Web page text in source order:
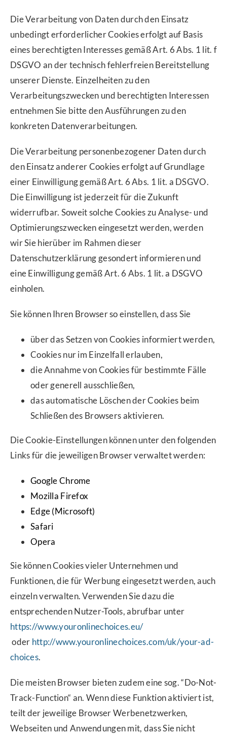
Die Verarbeitung von Daten durch den Einsatz
unbedingt erforderlicher Cookies erfolgt auf Basis
eines berechtigten Interesses gemäß Art. 6 Abs. 1 lit. f
DSGVO an der technisch fehlerfreien Bereitstellung
unserer Dienste. Einzelheiten zu den
Verarbeitungszwecken und berechtigten Interessen
entnehmen Sie bitte den Ausführungen zu den
konkreten Datenverarbeitungen.
Die Verarbeitung personenbezogener Daten durch
den Einsatz anderer Cookies erfolgt auf Grundlage
einer Einwilligung gemäß Art. 6 Abs. 1 lit. a DSGVO.
Die Einwilligung ist jederzeit für die Zukunft
widerrufbar. Soweit solche Cookies zu Analyse- und
Optimierungszwecken eingesetzt werden, werden
wir Sie hierüber im Rahmen dieser
Datenschutzerklärung gesondert informieren und
eine Einwilligung gemäß Art. 6 Abs. 1 lit. a DSGVO
einholen.
Sie können Ihren Browser so einstellen, dass Sie
über das Setzen von Cookies informiert werden,
Cookies nur im Einzelfall erlauben,
die Annahme von Cookies für bestimmte Fälle
oder generell ausschließen,
das automatische Löschen der Cookies beim
Schließen des Browsers aktivieren.
Die Cookie-Einstellungen können unter den folgenden
Links für die jeweiligen Browser verwaltet werden:
Google Chrome
Mozilla Firefox
Edge (Microsoft)
Safari
Opera
Sie können Cookies vieler Unternehmen und
Funktionen, die für Werbung eingesetzt werden, auch
einzeln verwalten. Verwenden Sie dazu die
entsprechenden Nutzer-Tools, abrufbar unter
https://www.youronlinechoices.eu/
oder http://www.youronlinechoices.com/uk/your-ad-
choices.
Die meisten Browser bieten zudem eine sog. “Do-Not-
Track-Function“ an. Wenn diese Funktion aktiviert ist,
teilt der jeweilige Browser Werbenetzwerken,
Webseiten und Anwendungen mit, dass Sie nicht